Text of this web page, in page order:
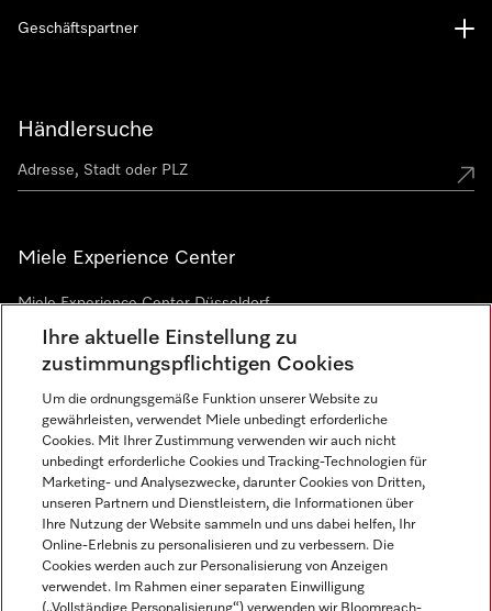
Händlersuche
Miele Experience Center
Miele Experience Center Düsseldorf
Miele Experience Center Gütersloh
Newsletter
Geschäftspartner
Ihre aktuelle Einstellung zu
zustimmungspflichtigen Cookies
Um die ordnungsgemäße Funktion unserer Website zu
gewährleisten, verwendet Miele unbedingt erforderliche
Cookies. Mit Ihrer Zustimmung verwenden wir auch nicht
unbedingt erforderliche Cookies und Tracking-Technologien für
Marketing- und Analysezwecke, darunter Cookies von Dritten,
unseren Partnern und Dienstleistern, die Informationen über
Ihre Nutzung der Website sammeln und uns dabei helfen, Ihr
Online-Erlebnis zu personalisieren und zu verbessern. Die
Cookies werden auch zur Personalisierung von Anzeigen
verwendet. Im Rahmen einer separaten Einwilligung